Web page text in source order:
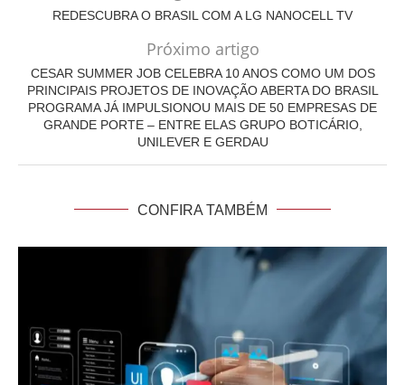
REDESCUBRA O BRASIL COM A LG NANOCELL TV
Próximo artigo
CESAR SUMMER JOB CELEBRA 10 ANOS COMO UM DOS
PRINCIPAIS PROJETOS DE INOVAÇÃO ABERTA DO BRASIL
PROGRAMA JÁ IMPULSIONOU MAIS DE 50 EMPRESAS DE
GRANDE PORTE – ENTRE ELAS GRUPO BOTICÁRIO,
UNILEVER E GERDAU
CONFIRA TAMBÉM